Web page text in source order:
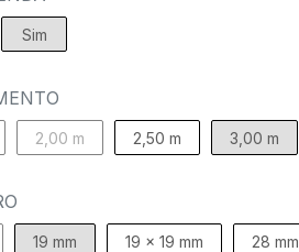
Sim
2,00 m 2,50 m 3,00 m
19 mm 19 x 19 mm 28 mm